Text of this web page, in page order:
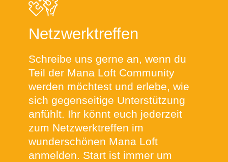
Netzwerktreffen
Schreibe uns gerne an, wenn du
Teil der Mana Loft Community
werden möchtest und erlebe, wie
sich gegenseitige Unterstützung
anfühlt. Ihr könnt euch jederzeit
zum Netzwerktreffen im
wunderschönen Mana Loft
anmelden. Start ist immer um